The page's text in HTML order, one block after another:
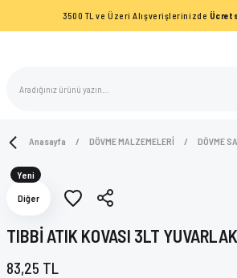
3500 TL ve Üzeri Alışverişlerinizde
Anasayfa DÖVME MALZEMELERİ DÖVME
Yeni
Diğer
TIBBİ ATIK KOVASI 3LT
83,25 TL